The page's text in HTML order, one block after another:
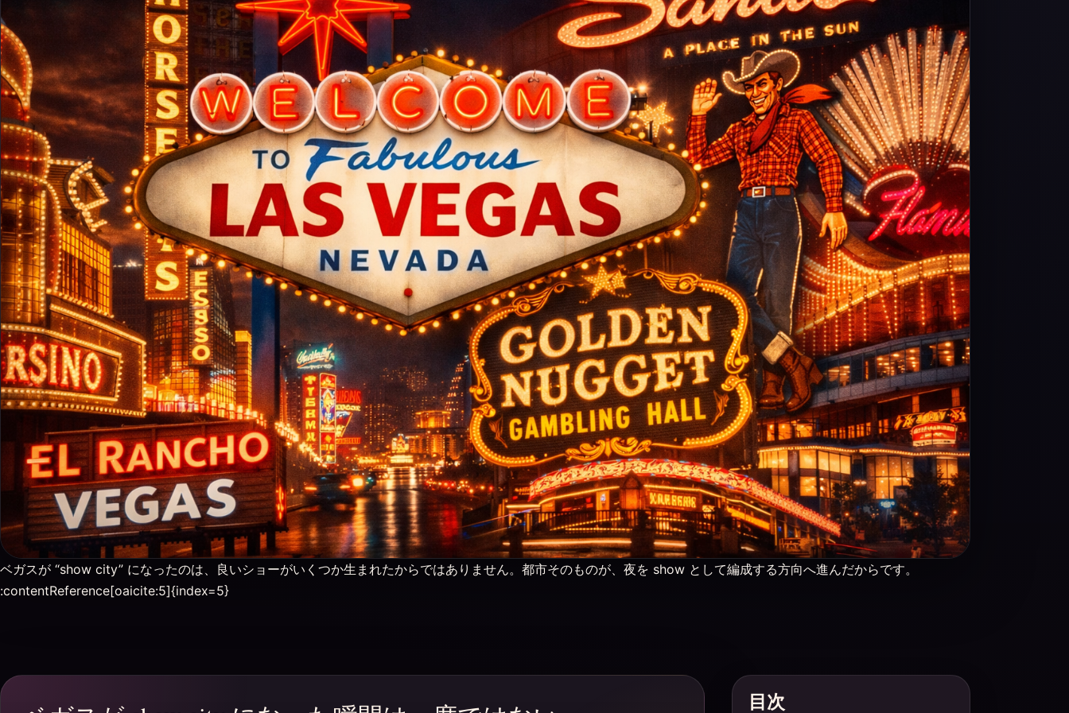
ベガスが “show city” になったのは、良いショーがいくつか生まれたからではありません。都市そのものが、夜を show として編成する方向へ進んだからです。
:contentReference[oaicite:5]{index=5}
目次